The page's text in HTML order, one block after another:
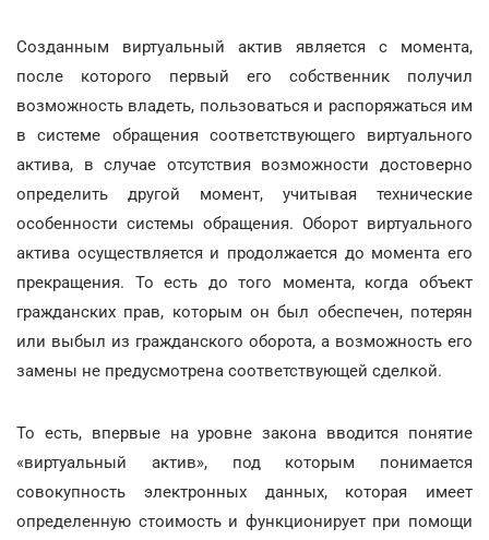
Созданным виртуальный актив является с момента,
после которого первый его собственник получил
возможность владеть, пользоваться и распоряжаться им
в системе обращения соответствующего виртуального
актива, в случае отсутствия возможности достоверно
определить другой момент, учитывая технические
особенности системы обращения. Оборот виртуального
актива осуществляется и продолжается до момента его
прекращения. То есть до того момента, когда объект
гражданских прав, которым он был обеспечен, потерян
или выбыл из гражданского оборота, а возможность его
замены не предусмотрена соответствующей сделкой.
То есть, впервые на уровне закона вводится понятие
«виртуальный актив», под которым понимается
совокупность электронных данных, которая имеет
определенную стоимость и функционирует при помощи